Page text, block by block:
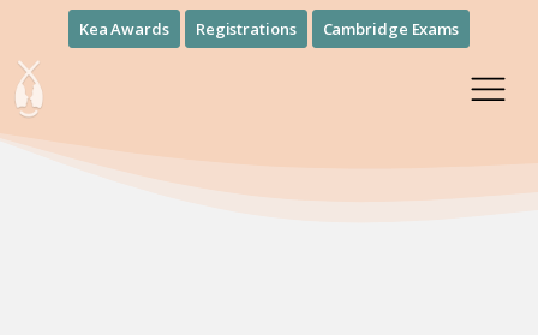
Kea Awards Registrations Cambridge Exams